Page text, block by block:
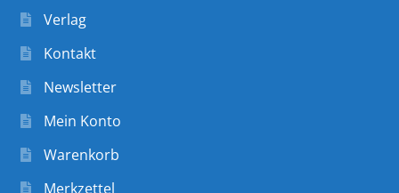
Verlag
Kontakt
Newsletter
Mein Konto
Warenkorb
Merkzettel